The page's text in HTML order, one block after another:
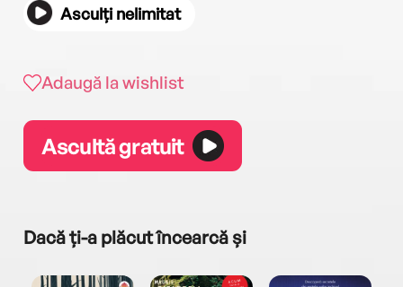
Asculți nelimitat
Adaugă la wishlist
Ascultă gratuit
Dacă ți-a plăcut încearcă și